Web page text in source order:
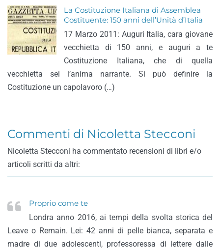
La Costituzione Italiana di Assemblea
Costituente: 150 anni dell’Unità d’Italia
17 Marzo 2011: Auguri Italia, cara giovane
vecchietta di 150 anni, e auguri a te
Costituzione Italiana, che di quella
vecchietta sei l’anima narrante. Si può definire la
Costituzione un capolavoro (…)
Commenti di Nicoletta Stecconi
Nicoletta Stecconi ha commentato recensioni di libri e/o
articoli scritti da altri:
Proprio come te
Londra anno 2016, ai tempi della svolta storica del
Leave o Remain. Lei: 42 anni di pelle bianca, separata e
madre di due adolescenti, professoressa di lettere dalle